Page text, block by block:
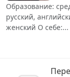
Образование:
русский,
женский О себе:...